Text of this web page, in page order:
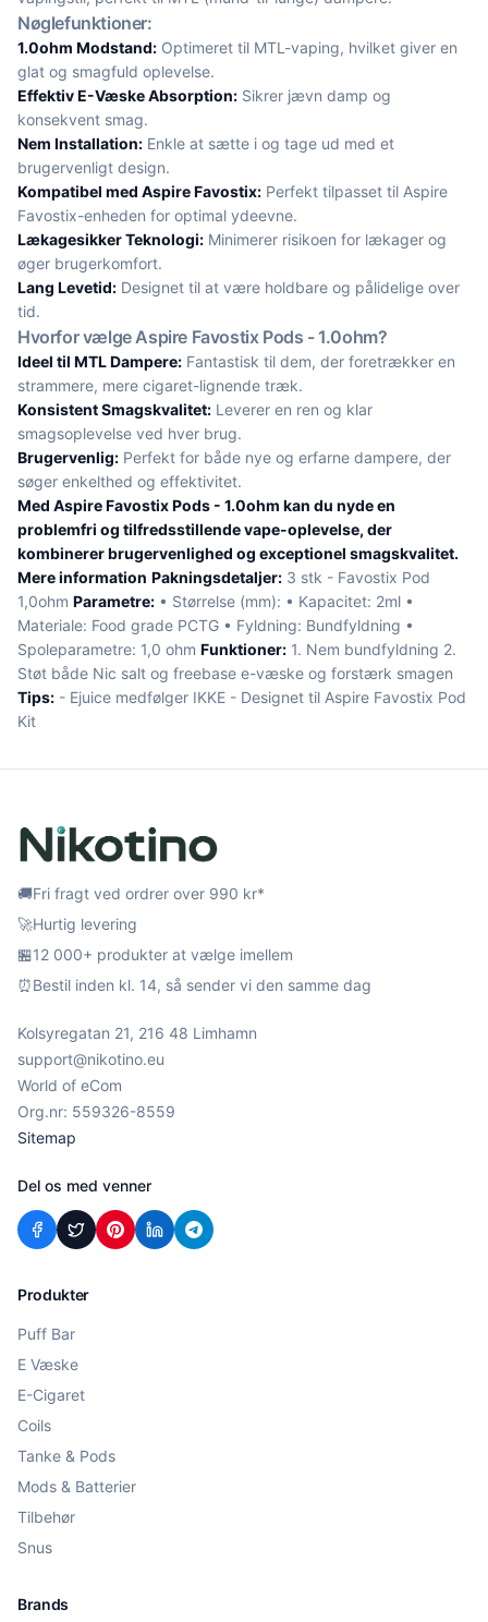
Nøglefunktioner:
1.0ohm Modstand: Optimeret til MTL-vaping, hvilket giver en
glat og smagfuld oplevelse.
Effektiv E-Væske Absorption: Sikrer jævn damp og
konsekvent smag.
Nem Installation: Enkle at sætte i og tage ud med et
brugervenligt design.
Kompatibel med Aspire Favostix: Perfekt tilpasset til Aspire
Favostix-enheden for optimal ydeevne.
Lækagesikker Teknologi: Minimerer risikoen for lækager og
øger brugerkomfort.
Lang Levetid: Designet til at være holdbare og pålidelige over
tid.
Hvorfor vælge Aspire Favostix Pods - 1.0ohm?
Ideel til MTL Dampere: Fantastisk til dem, der foretrækker en
strammere, mere cigaret-lignende træk.
Konsistent Smagskvalitet: Leverer en ren og klar
smagsoplevelse ved hver brug.
Brugervenlig: Perfekt for både nye og erfarne dampere, der
søger enkelthed og effektivitet.
Med Aspire Favostix Pods - 1.0ohm kan du nyde en
problemfri og tilfredsstillende vape-oplevelse, der
kombinerer brugervenlighed og exceptionel smagskvalitet.
Mere information Pakningsdetaljer: 3 stk - Favostix Pod
1,0ohm Parametre: • Størrelse (mm): • Kapacitet: 2ml •
Materiale: Food grade PCTG • Fyldning: Bundfyldning •
Spoleparametre: 1,0 ohm Funktioner: 1. Nem bundfyldning 2.
Støt både Nic salt og freebase e-væske og forstærk smagen
Tips: - Ejuice medfølger IKKE - Designet til Aspire Favostix Pod
Kit
🚚Fri fragt ved ordrer over 990 kr*
🚀Hurtig levering
🏪12 000+ produkter at vælge imellem
⏰Bestil inden kl. 14, så sender vi den samme dag
Kolsyregatan 21, 216 48 Limhamn
support@nikotino.eu
World of eCom
Org.nr: 559326-8559
Sitemap
Del os med venner
Produkter
Puff Bar
E Væske
E-Cigaret
Coils
Tanke & Pods
Mods & Batterier
Tilbehør
Snus
Brands